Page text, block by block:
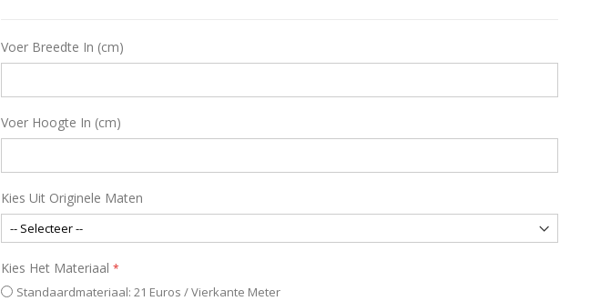
Voer Breedte In (cm)
Voer Hoogte In (cm)
Kies Uit Originele Maten
Kies Het Materiaal
Standaardmateriaal: 21 Euros / Vierkante Meter